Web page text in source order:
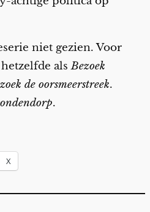
niet gezien. Voor
alsBezoek
de oorsmeerstreek.
.
X